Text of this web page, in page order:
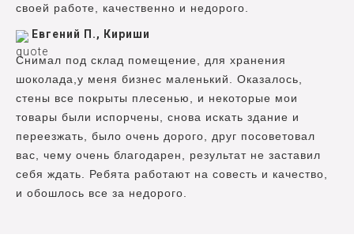
своей работе, качественно и недорого.
Евгений П., Кириши
Снимал под склад помещение, для хранения
шоколада,у меня бизнес маленький. Оказалось,
стены все покрыты плесенью, и некоторые мои
товары были испорчены, снова искать здание и
переезжать, было очень дорого, друг посоветовал
вас, чему очень благодарен, результат не заставил
себя ждать. Ребята работают на совесть и качество,
и обошлось все за недорого.